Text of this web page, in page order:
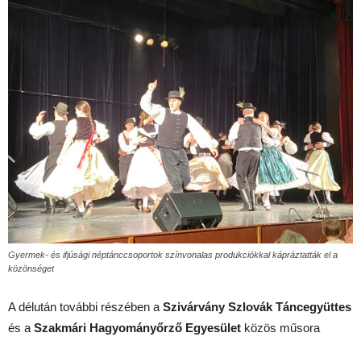
Gyermek- és ifjúsági néptánccsoportok színvonalas produkciókkal kápráztatták el a
közönséget
A délután további részében a Szivárvány Szlovák Táncegyüttes
és a Szakmári Hagyományőrző Egyesület közös műsora